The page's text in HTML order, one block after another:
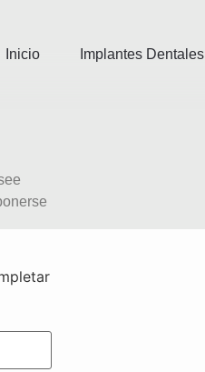
Inicio Implantes Dentales